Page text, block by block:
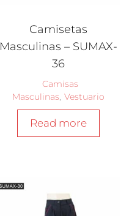
Camisetas
Masculinas – SUMAX-
36
Camisas
Masculinas Vestuario
Read more